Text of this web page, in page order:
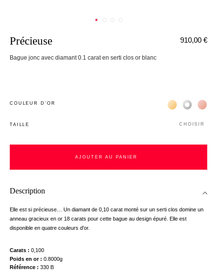
Précieuse
Bague jonc avec diamant 0.1 carat en serti clos or blanc
910,00 €
COULEUR D’OR Жёлтое золото
Белое
TAILLE CHOISIR
AJOUTER AU PANIER
Description
Elle est si précieuse… Un diamant de 0,10 carat monté sur un serti clos domine un
anneau gracieux en or 18 carats pour cette bague au design épuré. Elle est
disponible en quatre couleurs d'or.
Carats
0,100
Poids en or
0.8000g
Référence
330 B